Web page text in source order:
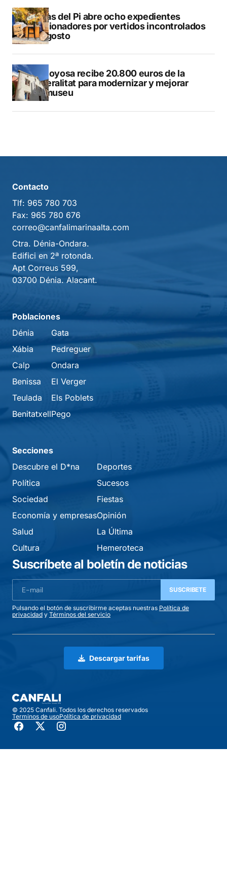
L’Alfàs del Pi abre ocho expedientes
sancionadores por vertidos incontrolados
en agosto
Villajoyosa recibe 20.800 euros de la
Generalitat para modernizar y mejorar
Vilamuseu
Contacto
Tlf: 965 780 703
Fax: 965 780 676
correo@canfalimarinaalta.com
Ctra. Dénia-Ondara.
Edifici en 2ª rotonda.
Apt Correus 599,
03700 Dénia. Alacant.
Poblaciones
Dénia
Xábia
Calp
Benissa
Teulada
Benitatxell
Gata
Pedreguer
Ondara
El Verger
Els Poblets
Pego
Secciones
Descubre el D*na
Política
Sociedad
Economía y empresas
Salud
Cultura
Deportes
Sucesos
Fiestas
Opinión
La Última
Hemeroteca
Suscríbete al boletín de noticias
SUSCRIBETE
Pulsando el botón de suscribirme aceptas nuestras Política de
privacidad y Términos del servicio
Descargar tarifas
© 2025 Canfali. Todos los derechos reservados
Terminos de usoPolítica de privacidad